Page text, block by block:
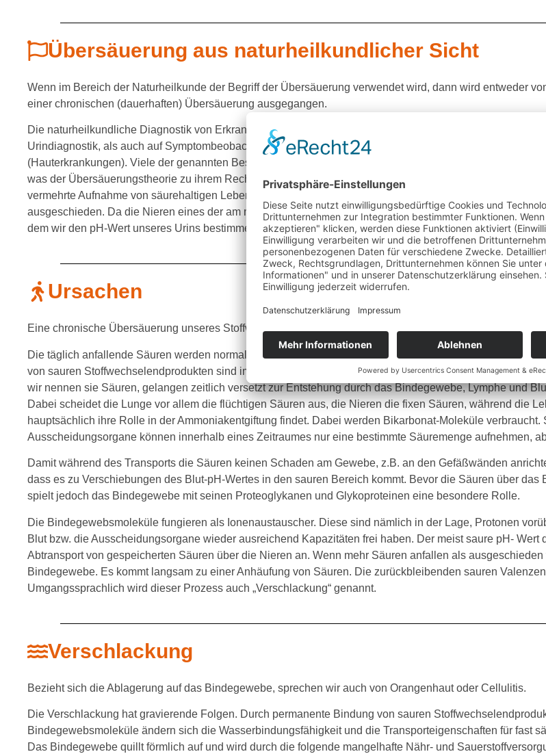
Übersäuerung aus naturheilkundlicher Sicht
Wenn im Bereich der Naturheilkunde der Begriff der Übersäuerung verwendet wird, dann wird entweder
einer chronischen (dauerhaften) Übersäuerung ausgegangen.
Die naturheilkundliche Diagnostik von Erkrankungen, die durch Übersäuerungszustände erklärbar werden,
Urindiagnostik, als auch auf Symptombeobachtungen wie Sodbrennen, Magen-Darm-Störungen,
(Hauterkrankungen). Viele der genannten Beschwerden können Sie durch basische Kost oder die
was der Übersäuerungstheorie zu ihrem Recht verhilft. Wir müssen außerdem davon ausgehen, dass
vermehrte Aufnahme von säurehaltigen Lebensmitteln belastet werden können. Ein Großteil an Säuren
ausgeschieden. Da die Nieren eines der am meisten betroffenen Ausscheidungsorgane sind, können wir
dem wir den pH-Wert unseres Urins bestimmen.
Ursachen
Eine chronische Übersäuerung unseres Stoffwechsels kann viele Ursachen haben.
Die täglich anfallende Säuren werden normalerweise auch täglich aus dem Organismus ausgeschieden.
von sauren Stoffwechselendprodukten sind im gesunden Organismus normalerweise im Gleichgewicht.
wir nennen sie Säuren, gelangen zeitlich versetzt zur Entstehung durch das Bindegewebe, Lymphe und
Dabei scheidet die Lunge vor allem die flüchtigen Säuren aus, die Nieren die fixen Säuren, während die
hauptsächlich ihre Rolle in der Ammoniakentgiftung findet. Dabei werden Bikarbonat-Moleküle
Ausscheidungsorgane können innerhalb eines Zeitraumes nur eine bestimmte Säuremenge aufnehmen,
Damit während des Transports die Säuren keinen Schaden am Gewebe, z.B. an den Gefäßwänden
dass es zu Verschiebungen des Blut-pH-Wertes in den sauren Bereich kommt. Bevor die Säuren über das
spielt jedoch das Bindegewebe mit seinen Proteoglykanen und Glykoproteinen eine besondere Rolle.
Die Bindegewebsmoleküle fungieren als Ionenaustauscher. Diese sind nämlich in der Lage, Protonen
Blut bzw. die Ausscheidungsorgane wieder ausreichend Kapazitäten frei haben. Der meist saure pH- Wert
Abtransport von gespeicherten Säuren über die Nieren an. Wenn mehr Säuren anfallen als
Bindegewebe. Es kommt langsam zu einer Anhäufung von Säuren. Die zurückbleibenden sauren
Umgangssprachlich wird dieser Prozess auch „Verschlackung“ genannt.
Verschlackung
Bezieht sich die Ablagerung auf das Bindegewebe, sprechen wir auch von Orangenhaut oder Cellulitis.
Die Verschlackung hat gravierende Folgen. Durch permanente Bindung von sauren
Bindegewebsmoleküle ändern sich die Wasserbindungsfähigkeit und die Transporteigenschaften für fast
Das Bindegewebe quillt förmlich auf und wird durch die folgende mangelhafte Nähr- und